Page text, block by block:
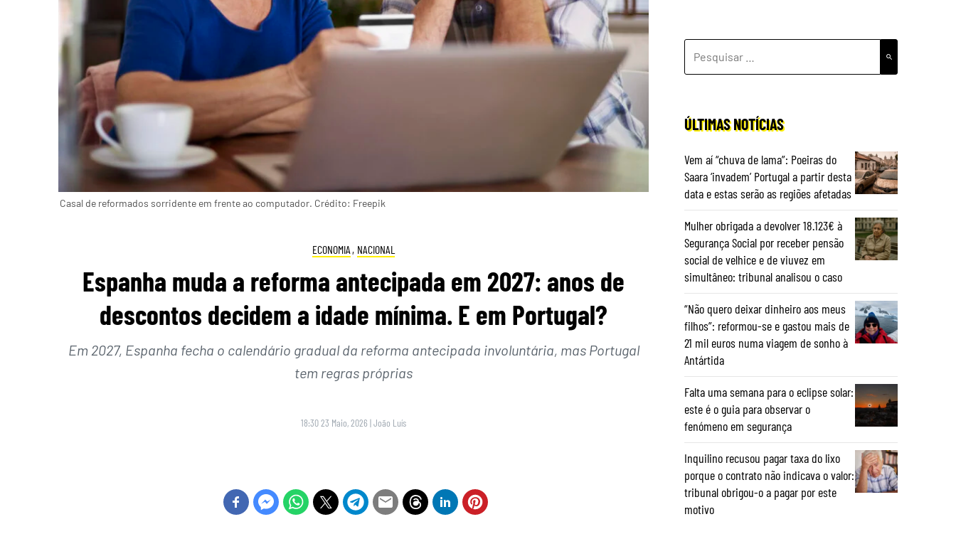
Casal de reformados sorridente em frente ao computador. Crédito: Freepik
ECONOMIA , NACIONAL
Espanha muda a reforma antecipada em 2027: anos de
descontos decidem a idade mínima. E em Portugal?
Em 2027, Espanha fecha o calendário gradual da reforma antecipada involuntária, mas Portugal
tem regras próprias
18:30 23 Maio, 2026 |João Luís
POR:
ÚLTIMAS NOTÍCIAS
Vem aí “chuva de lama”: Poeiras do
Saara ‘invadem’ Portugal a partir desta
data e estas serão as regiões afetadas
Mulher obrigada a devolver 18.123€ à
Segurança Social por receber pensão
social de velhice e de viuvez em
simultâneo: tribunal analisou o caso
“Não quero deixar dinheiro aos meus
filhos”: reformou-se e gastou mais de
21 mil euros numa viagem de sonho à
Antártida
Falta uma semana para o eclipse solar:
este é o guia para observar o
fenómeno em segurança
Inquilino recusou pagar taxa do lixo
porque o contrato não indicava o valor:
tribunal obrigou-o a pagar por este
motivo